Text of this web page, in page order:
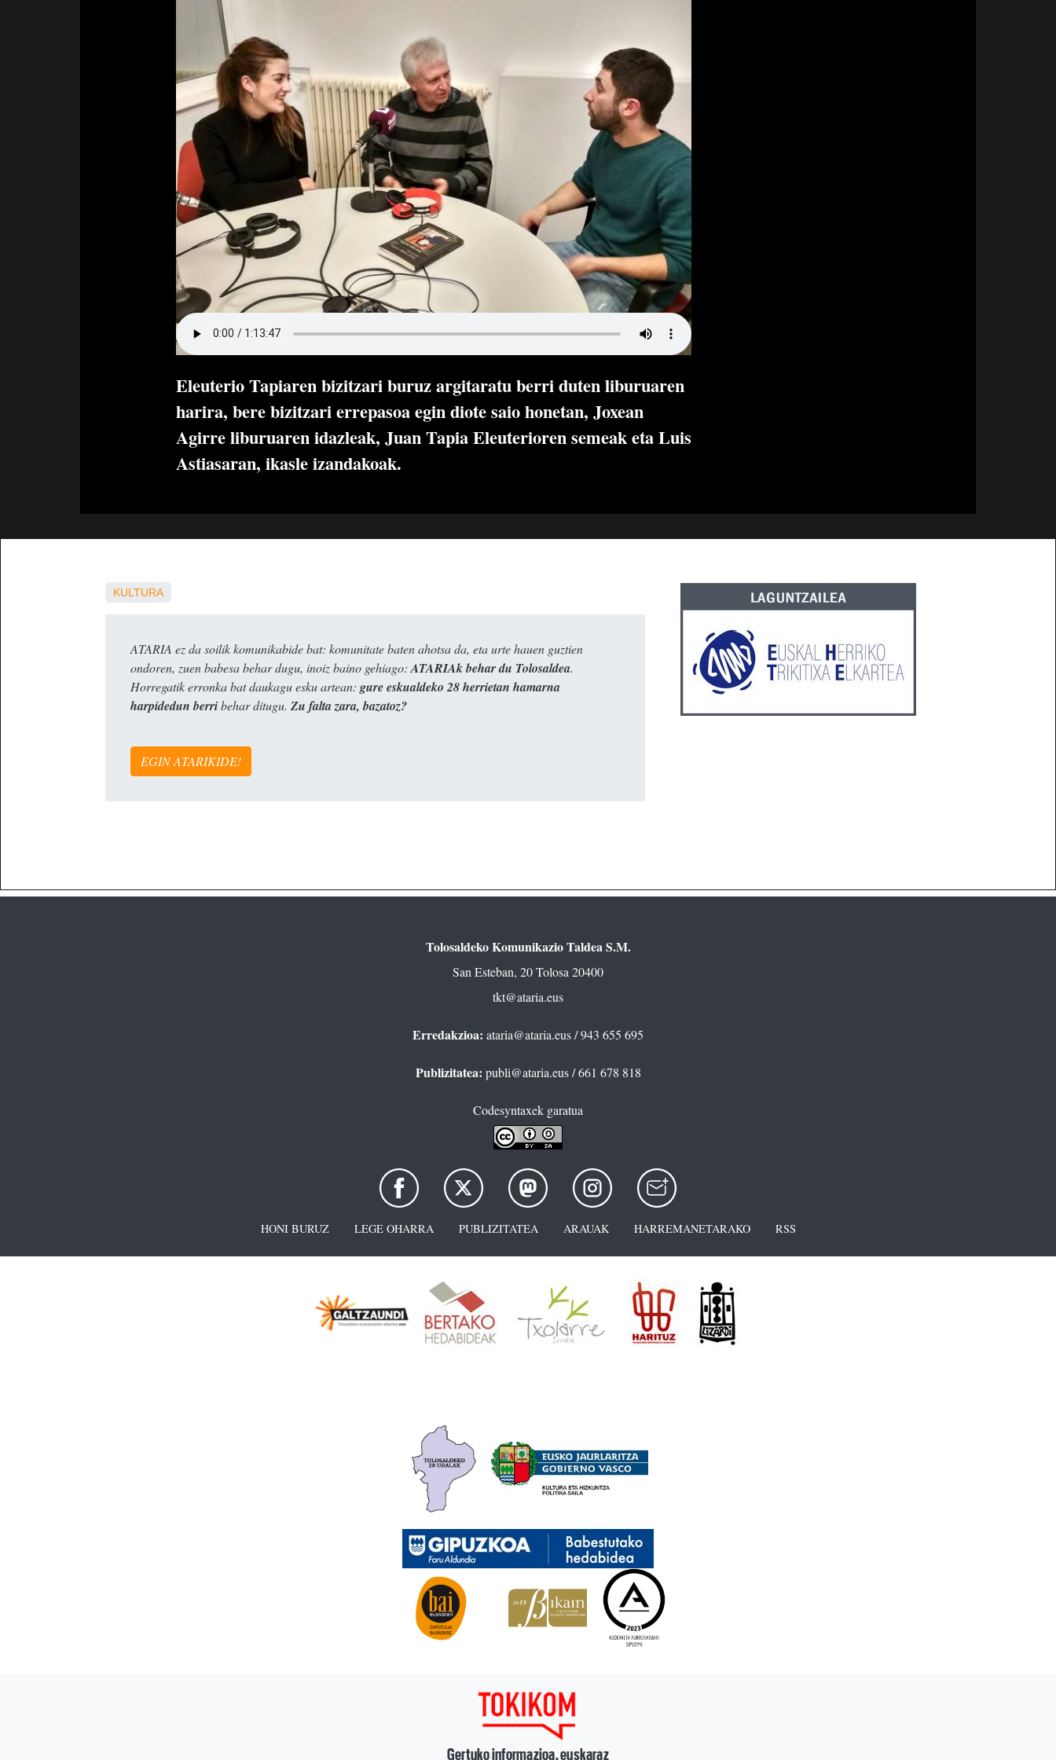
Eleuterio Tapiaren bizitzari buruz argitaratu berri duten liburuaren
harira, bere bizitzari errepasoa egin diote saio honetan, Joxean
Agirre liburuaren idazleak, Juan Tapia Eleuterioren semeak eta Luis
Astiasaran, ikasle izandakoak.
KULTURA
ATARIA ez da soilik komunikabide bat: komunitate baten ahotsa da, eta urte hauen guztien
ondoren, zuen babesa behar dugu, inoiz baino gehiago: ATARIAk behar du Tolosaldea.
Horregatik erronka bat daukagu esku artean: gure eskualdeko 28 herrietan hamarna
harpidedun berribehar ditugu. Zu falta zara, bazatoz?
EGIN ATARIKIDE!
Tolosaldeko Komunikazio Taldea S.M.
San Esteban, 20 Tolosa 20400
tkt@ataria.eus
Erredakzioa: ataria@ataria.eus/ 943 655 695
Publizitatea: publi@ataria.eus/ 661 678 818
Codesyntaxek garatua
HONI BURUZ LEGE OHARRA PUBLIZITATEA ARAUAK HARREMANETARAKO RSS
Gertuko informazioa, euskaraz